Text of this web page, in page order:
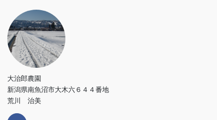
大治郎農園
新潟県南魚沼市大木六６４４番地
荒川 治美